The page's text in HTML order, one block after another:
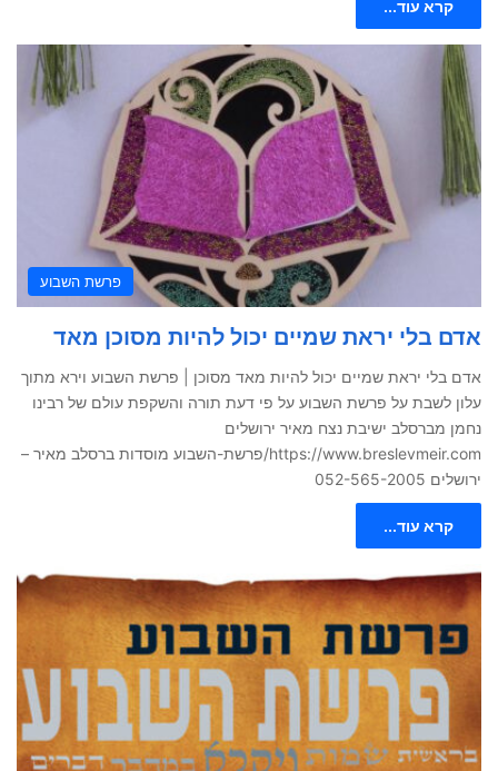
קרא עוד...
פרשת השבוע
אדם בלי יראת שמיים יכול להיות מסוכן מאד
אדם בלי יראת שמיים יכול להיות מאד מסוכן | פרשת השבוע וירא מתוך
עלון לשבת על פרשת השבוע על פי דעת תורה והשקפת עולם של רבינו
נחמן מברסלב ישיבת נצח מאיר ירושלים
https://www.breslevmeir.com/פרשת-השבוע מוסדות ברסלב מאיר –
ירושלים 052-565-2005
קרא עוד...